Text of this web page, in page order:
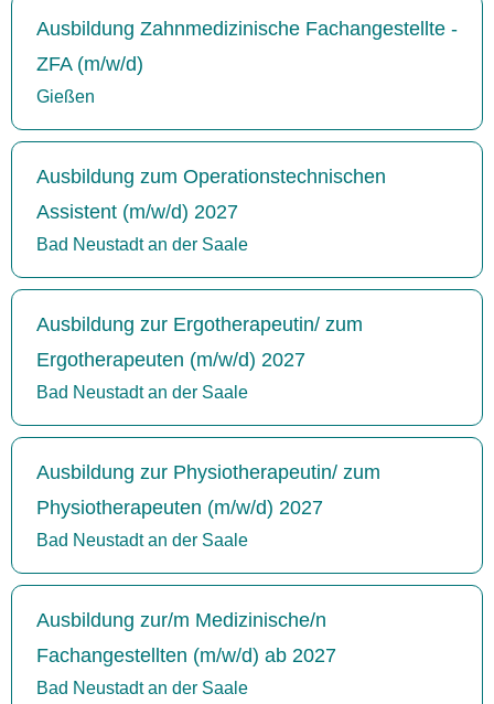
Ausbildung Zahnmedizinische Fachangestellte -
ZFA (m/w/d)
Gießen
Ausbildung zum Operationstechnischen
Assistent (m/w/d) 2027
Bad Neustadt an der Saale
Ausbildung zur Ergotherapeutin/ zum
Ergotherapeuten (m/w/d) 2027
Bad Neustadt an der Saale
Ausbildung zur Physiotherapeutin/ zum
Physiotherapeuten (m/w/d) 2027
Bad Neustadt an der Saale
Ausbildung zur/m Medizinische/n
Fachangestellten (m/w/d) ab 2027
Bad Neustadt an der Saale